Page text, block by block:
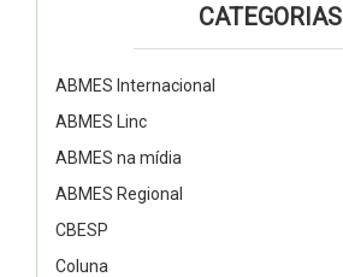
CATEGORIAS
ABMES Internacional
ABMES Linc
ABMES na mídia
ABMES Regional
CBESP
Coluna